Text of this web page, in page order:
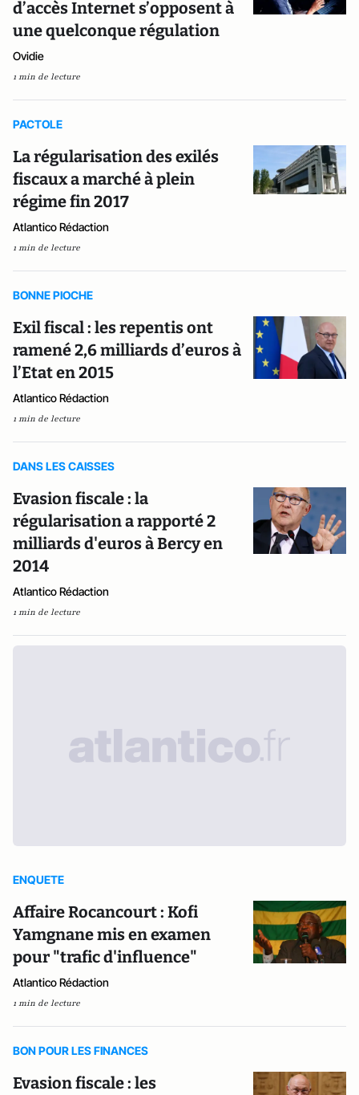
d’accès Internet s’opposent à
une quelconque régulation
Ovidie
1 min de lecture
PACTOLE
La régularisation des exilés
fiscaux a marché à plein
régime fin 2017
Atlantico Rédaction
1 min de lecture
BONNE PIOCHE
Exil fiscal : les repentis ont
ramené 2,6 milliards d’euros à
l’Etat en 2015
Atlantico Rédaction
1 min de lecture
DANS LES CAISSES
Evasion fiscale : la
régularisation a rapporté 2
milliards d'euros à Bercy en
2014
Atlantico Rédaction
1 min de lecture
ENQUETE
Affaire Rocancourt : Kofi
Yamgnane mis en examen
pour "trafic d'influence"
Atlantico Rédaction
1 min de lecture
BON POUR LES FINANCES
Evasion fiscale : les